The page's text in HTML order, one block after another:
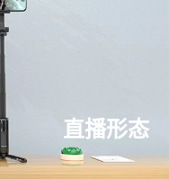
直播形态